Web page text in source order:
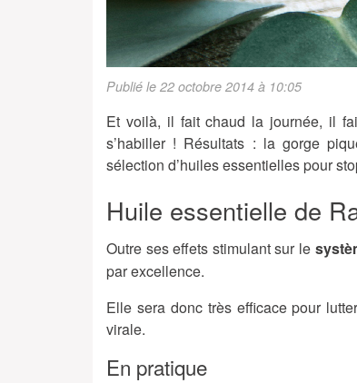
Publié le 22 octobre 2014 à 10:05
Et voilà, il fait chaud la journée, il
s’habiller ! Résultats : la gorge
sélection d’huiles essentielles pour
Huile essentielle de
Outre ses effets stimulant sur le
par excellence.
Elle sera donc très efficace pour
virale.
En pratique